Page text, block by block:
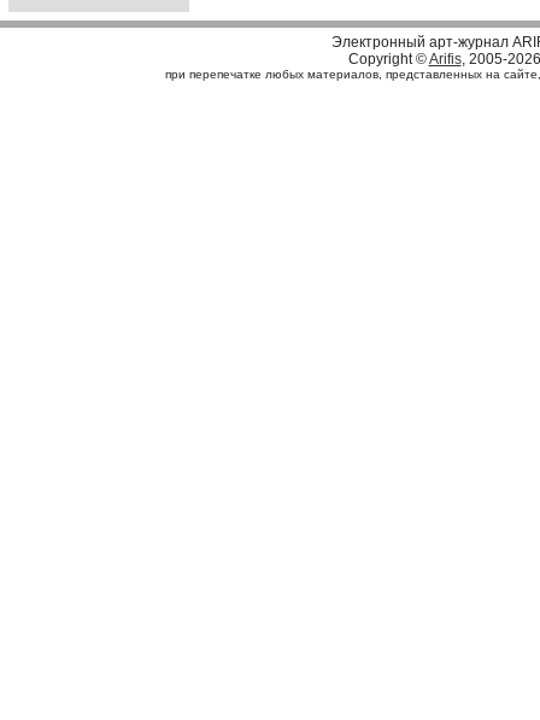
Электронный арт-журнал
Copyright ©Arifis, 2005-2026
при перепечатке любых материалов, представленных на